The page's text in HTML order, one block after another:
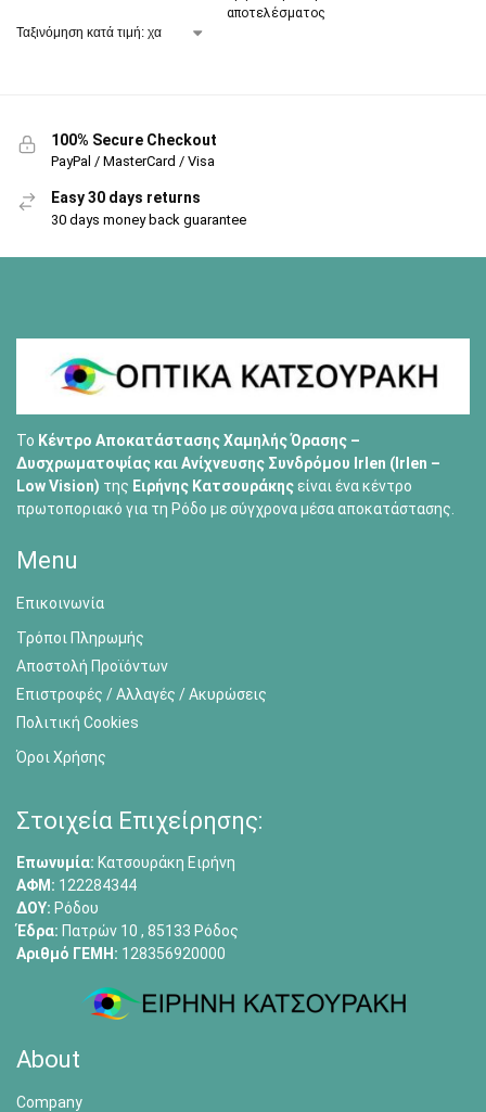
αποτελέσματος
100% Secure Checkout
PayPal / MasterCard / Visa
Easy 30 days returns
30 days money back guarantee
Το Κέντρο Αποκατάστασης Χαμηλής Όρασης –
Δυσχρωματοψίας και Ανίχνευσης Συνδρόμου Irlen (Irlen –
Low Vision) της Ειρήνης Κατσουράκηςείναι ένα κέντρο
πρωτοποριακό για τη Ρόδο με σύγχρονα μέσα αποκατάστασης.
Menu
Επικοινωνία
Τρόποι Πληρωμής
Αποστολή Προϊόντων
Επιστροφές / Αλλαγές / Ακυρώσεις
Πολιτική Cookies
Όροι Χρήσης
Στοιχεία Επιχείρησης:
Επωνυμία: Κατσουράκη Ειρήνη
ΑΦΜ: 122284344
ΔΟΥ: Ρόδου
Έδρα: Πατρών 10 , 85133 Ρόδος
Αριθμό ΓΕΜΗ: 128356920000
About
Company